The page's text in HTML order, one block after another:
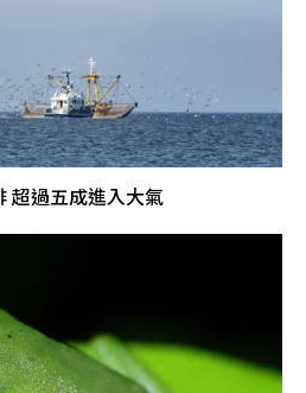
超過五成進入大氣